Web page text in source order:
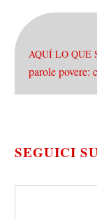
AQUÍ LO QUE
parole povere:
SEGUICI